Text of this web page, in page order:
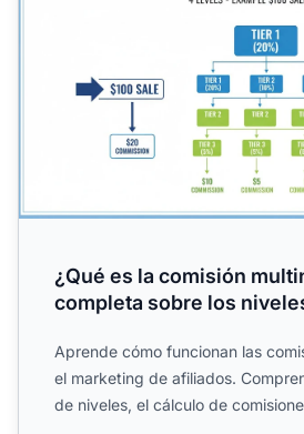
¿Qué es la comisión
completa sobre los
Aprende cómo funcionan las
el marketing de afiliados.
de niveles, el cálculo de